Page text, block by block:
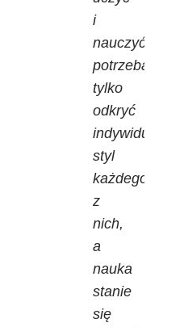
i
nauczyć,
potrzeba
tylko
odkryć
indywidualny
styl
każdego
z
nich,
a
nauka
stanie
się